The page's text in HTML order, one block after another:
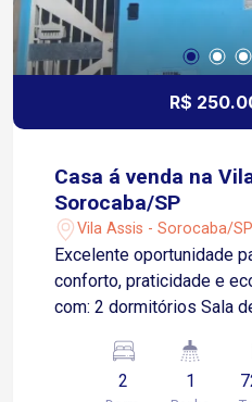
de jogos, spa, piscina
churrasqueira, playground
Portaria monitorada
R$
Casa á venda na
Sorocaba/SP
Vila Assis - Sorocaba/SP
Excelente oportunidade
conforto, praticidade e
com: 2 dormitórios Sala
garagem Diferenciais do
solteiro com guarda-
2 1